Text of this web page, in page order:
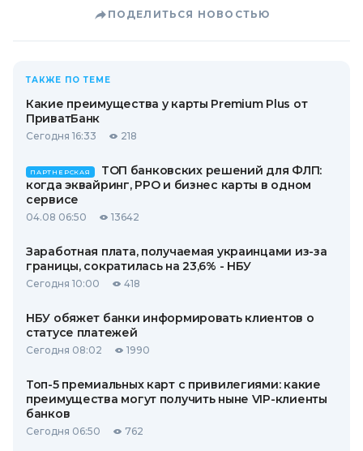
ПОДЕЛИТЬСЯ НОВОСТЬЮ
ТАКЖЕ ПО ТЕМЕ
Какие преимущества у карты Premium Plus от
ПриватБанк
Сегодня 16:33 218
ПАРТНЕРСКАЯ
ТОП банковских решений для ФЛП:
когда эквайринг, РРО и бизнес карты в одном
сервисе
04.08 06:50 13642
Заработная плата, получаемая украинцами из-за
границы, сократилась на 23,6% - НБУ
Сегодня 10:00 418
НБУ обяжет банки информировать клиентов о
статусе платежей
Сегодня 08:02 1990
Топ-5 премиальных карт с привилегиями: какие
преимущества могут получить ныне VIP-клиенты
банков
Сегодня 06:50 762